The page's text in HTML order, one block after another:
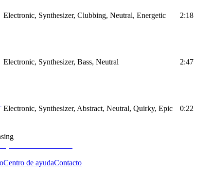
Electronic, Synthesizer, Clubbing, Neutral, Energetic 2:18
Electronic, Synthesizer, Bass, Neutral 2:47
Electronic, Synthesizer, Abstract, Neutral, Quirky, Epic 0:22
Centro de ayudaContacto